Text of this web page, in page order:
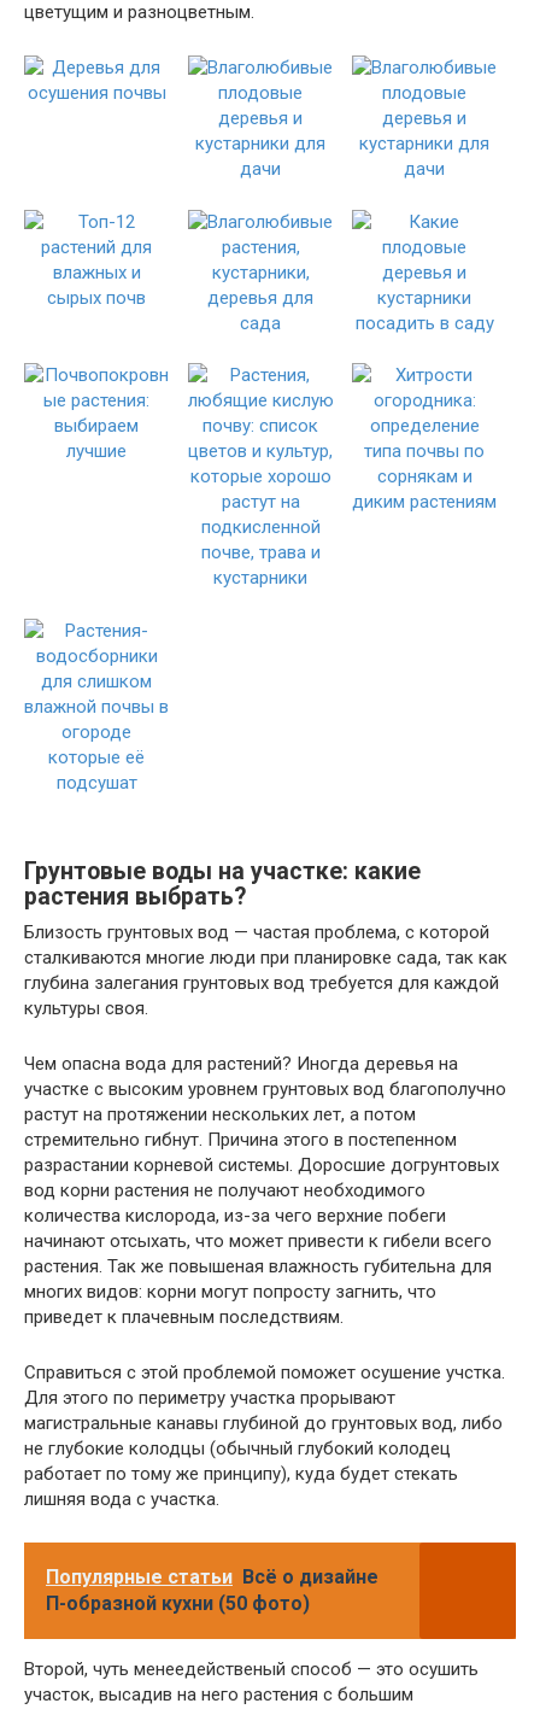
цветущим и разноцветным.
Грунтовые воды на участке: какие
растения выбрать?
Близость грунтовых вод — частая проблема, с которой
сталкиваются многие люди при планировке сада, так как
глубина залегания грунтовых вод требуется для каждой
культуры своя.
Чем опасна вода для растений? Иногда деревья на
участке с высоким уровнем грунтовых вод благополучно
растут на протяжении нескольких лет, а потом
стремительно гибнут. Причина этого в постепенном
разрастании корневой системы. Доросшие догрунтовых
вод корни растения не получают необходимого
количества кислорода, из-за чего верхние побеги
начинают отсыхать, что может привести к гибели всего
растения. Так же повышеная влажность губительна для
многих видов: корни могут попросту загнить, что
приведет к плачевным последствиям.
Справиться с этой проблемой поможет осушение учстка.
Для этого по периметру участка прорывают
магистральные канавы глубиной до грунтовых вод, либо
не глубокие колодцы (обычный глубокий колодец
работает по тому же принципу), куда будет стекать
лишняя вода с участка.
Популярные статьи Всё о дизайне
П-образной кухни (50 фото)
Второй, чуть менеедейственый способ — это осушить
участок, высадив на него растения с большим